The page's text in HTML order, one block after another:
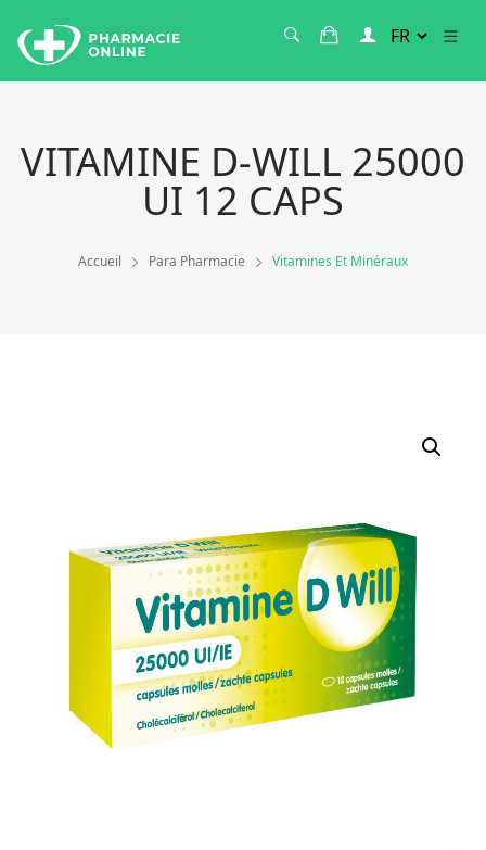
VITAMINE D-WILL 25000
UI 12 CAPS
Accueil Para Pharmacie Vitamines Et Minéraux